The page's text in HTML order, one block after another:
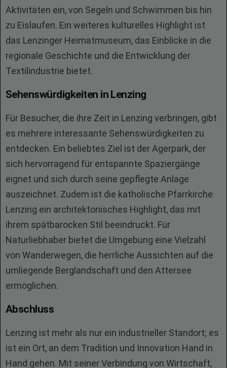
Aktivitäten ein, von Segeln und Schwimmen bis hin
zu Eislaufen. Ein weiteres kulturelles Highlight ist
das Lenzinger Heimatmuseum, das Einblicke in die
regionale Geschichte und die Entwicklung der
Textilindustrie bietet.
Sehenswürdigkeiten in Lenzing
Für Besucher, die ihre Zeit in Lenzing verbringen, gibt
es mehrere interessante Sehenswürdigkeiten zu
entdecken. Ein beliebtes Ziel ist der Agerpark, der
sich hervorragend für entspannte Spaziergänge
eignet und sich durch seine gepflegte Anlage
auszeichnet. Zudem ist die katholische Pfarrkirche
Lenzing ein architektonisches Highlight, das mit
ihrem spätbarocken Stil beeindruckt. Für
Naturliebhaber bietet die Umgebung eine Vielzahl
von Wanderwegen, die herrliche Aussichten auf die
umliegende Berglandschaft und den Attersee
ermöglichen.
Abschluss
Lenzing ist mehr als nur ein industrieller Standort; es
ist ein Ort, an dem Tradition und Innovation Hand in
Hand gehen. Mit seiner Verbindung von Wirtschaft,